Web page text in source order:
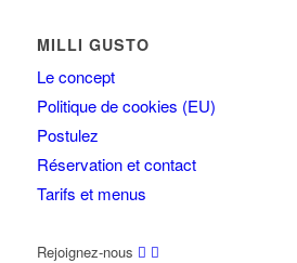
MILLI GUSTO
Le concept
Politique de cookies (EU)
Postulez
Réservation et contact
Tarifs et menus
Rejoignez-nous